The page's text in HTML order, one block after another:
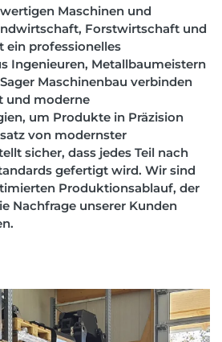
Maschinen und
Forstwirtschaft und
ein professionelles
Ingenieuren, Metallbaumeistern
Maschinenbau verbinden
und moderne
um Produkte in Präzision
von modernster
sicher, dass jedes Teil nach
gefertigt wird. Wir sind
Produktionsablauf, der
Nachfrage unserer Kunden